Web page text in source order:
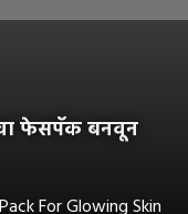
फेसपॅक बनवून
For Glowing Skin